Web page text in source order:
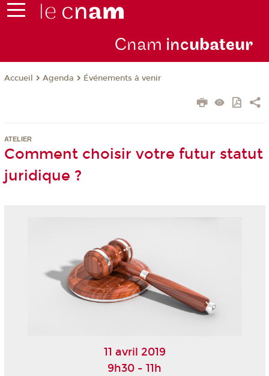
Cnam incubateur
Accueil Agenda Événements à venir
ATELIER
Comment choisir votre futur statut
juridique ?
11 avril 2019
9h30 - 11h